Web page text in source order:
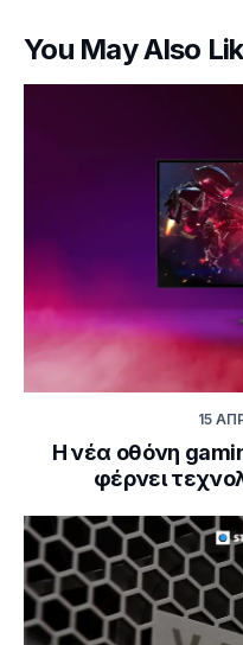
You May Also
15
Η νέα οθόνη
φέρνει